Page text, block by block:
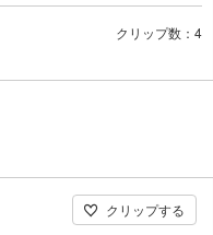
クリップ数 4
クリップする